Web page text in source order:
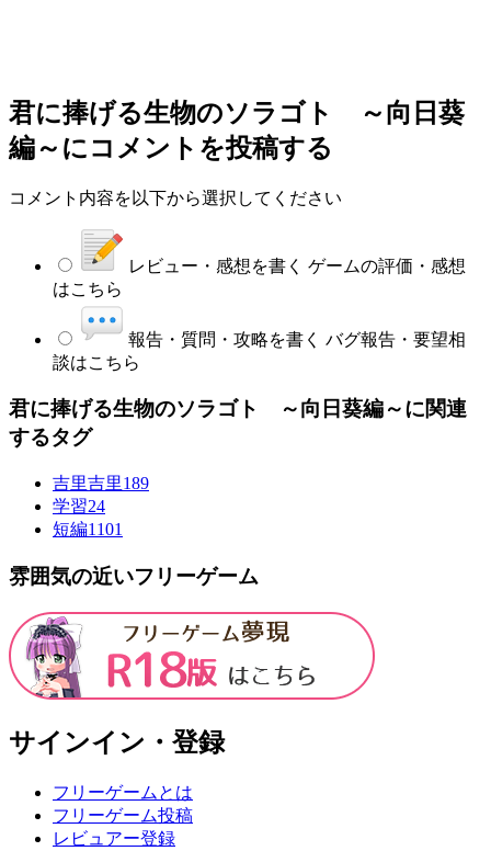
君に捧げる生物のソラゴト ～向日葵
編～ にコメントを投稿する
コメント内容を以下から選択してください
レビュー・感想を書く ゲームの評価・感想
はこちら
報告・質問・攻略を書く バグ報告・要望相
談はこちら
君に捧げる生物のソラゴト ～向日葵編～に関連
するタグ
吉里吉里189
学習24
短編1101
雰囲気の近いフリーゲーム
サインイン・登録
フリーゲームとは
フリーゲーム投稿
レビュアー登録